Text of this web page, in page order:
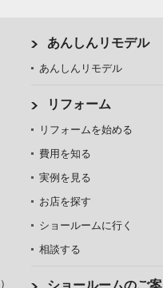
あんしんリモデル
あんしんリモデル
リフォーム
リフォームを始める
費用を知る
実例を見る
お店を探す
ショールームに行く
相談する
ショールームのご案